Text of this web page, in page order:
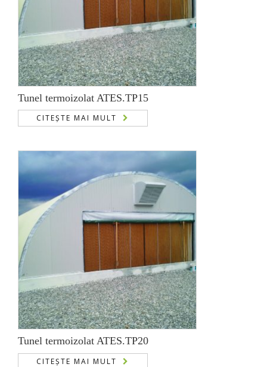
Tunel termoizolat ATES.TP15
CITEȘTE MAI MULT
Tunel termoizolat ATES.TP20
CITEȘTE MAI MULT